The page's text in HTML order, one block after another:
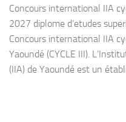
Concours international IIA
2027 diplome d’etudes
Concours international IIA
Yaoundé (CYCLE III).
(IIA) de Yaoundé est un